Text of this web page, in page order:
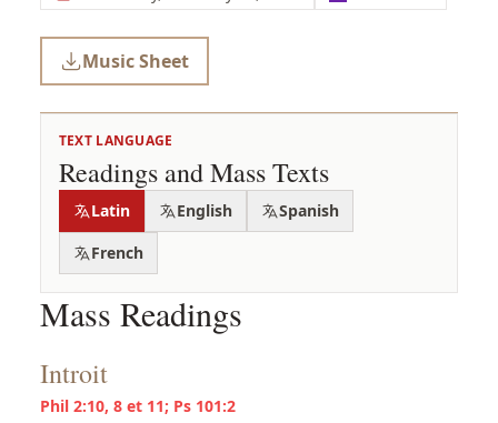
Music Sheet
TEXT LANGUAGE
Readings and Mass Texts
Latin English
Spanish
French
Mass Readings
Introit
Phil 2:10, 8 et 11; Ps 101:2